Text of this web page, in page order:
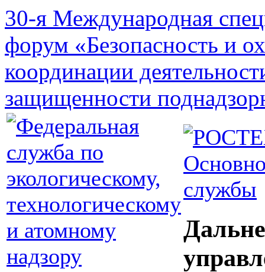
30-я Международная
форум «Безопасность и
координации
защищенности
службы